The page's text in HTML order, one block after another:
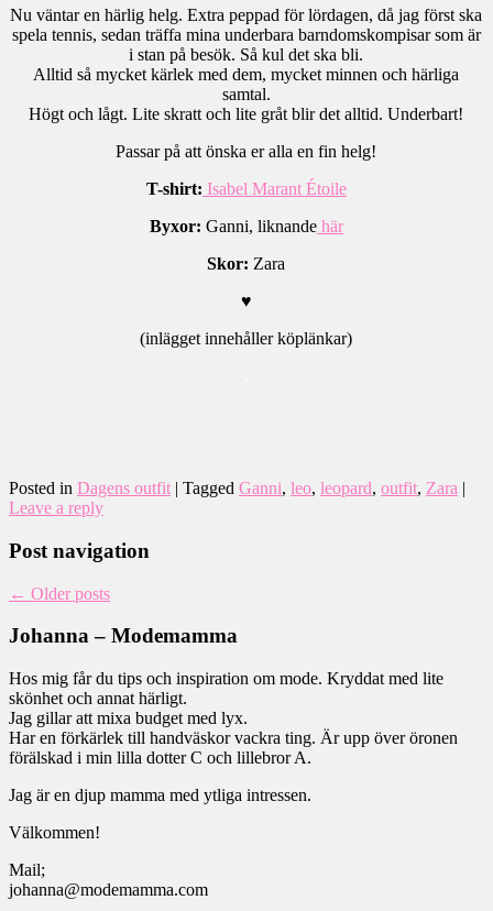
Nu väntar en härlig helg. Extra peppad för lördagen, då jag först ska
spela tennis, sedan träffa mina underbara barndomskompisar som är
i stan på besök. Så kul det ska bli.
Alltid så mycket kärlek med dem, mycket minnen och härliga
samtal.
Högt och lågt. Lite skratt och lite gråt blir det alltid. Underbart!
Passar på att önska er alla en fin helg!
T-shirt: Isabel Marant Étoile
Byxor: Ganni, liknande här
Skor: Zara
♥
(inlägget innehåller köplänkar)
Posted in Dagens outfit | Tagged Ganni, leo, leopard, outfit, Zara |
Leave a reply
Post navigation
← Older posts
Johanna – Modemamma
Hos mig får du tips och inspiration om mode. Kryddat med lite
skönhet och annat härligt.
Jag gillar att mixa budget med lyx.
Har en förkärlek till handväskor vackra ting. Är upp över öronen
förälskad i min lilla dotter C och lillebror A.
Jag är en djup mamma med ytliga intressen.
Välkommen!
Mail;
johanna@modemamma.com